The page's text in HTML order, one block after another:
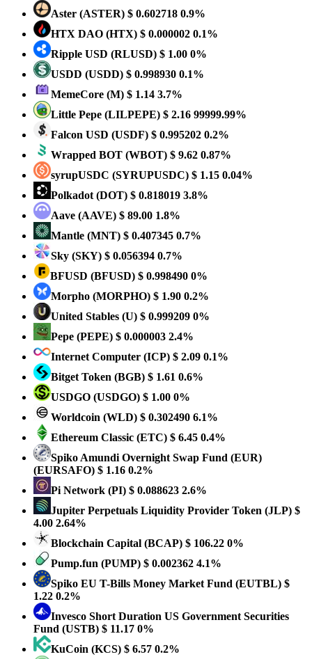
Aster (ASTER) $ 0.602718 0.9%
HTX DAO (HTX) $ 0.000002 0.1%
Ripple USD (RLUSD) $ 1.00 0%
USDD (USDD) $ 0.998930 0.1%
MemeCore (M) $ 1.14 3.7%
Little Pepe (LILPEPE) $ 2.16 99999.99%
Falcon USD (USDF) $ 0.995202 0.2%
Wrapped BOT (WBOT) $ 9.62 0.87%
syrupUSDC (SYRUPUSDC) $ 1.15 0.04%
Polkadot (DOT) $ 0.818019 3.8%
Aave (AAVE) $ 89.00 1.8%
Mantle (MNT) $ 0.407345 0.7%
Sky (SKY) $ 0.056394 0.7%
BFUSD (BFUSD) $ 0.998490 0%
Morpho (MORPHO) $ 1.90 0.2%
United Stables (U) $ 0.999209 0%
Pepe (PEPE) $ 0.000003 2.4%
Internet Computer (ICP) $ 2.09 0.1%
Bitget Token (BGB) $ 1.61 0.6%
USDGO (USDGO) $ 1.00 0%
Worldcoin (WLD) $ 0.302490 6.1%
Ethereum Classic (ETC) $ 6.45 0.4%
Spiko Amundi Overnight Swap Fund (EUR)
(EURSAFO) $ 1.16 0.2%
Pi Network (PI) $ 0.088623 2.6%
Jupiter Perpetuals Liquidity Provider Token (JLP) $
4.00 2.64%
Blockchain Capital (BCAP) $ 106.22 0%
Pump.fun (PUMP) $ 0.002362 4.1%
Spiko EU T-Bills Money Market Fund (EUTBL) $
1.22 0.2%
Invesco Short Duration US Government Securities
Fund (USTB) $ 11.17 0%
KuCoin (KCS) $ 6.57 0.2%